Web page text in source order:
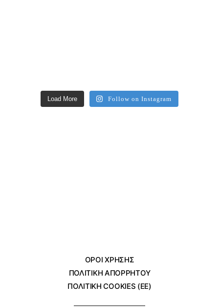
Load More Follow on Instagram
ΌΡΟΙ ΧΡΗΣΗΣ
ΠΟΛΙΤΙΚΗ ΑΠΟΡΡΗΤΟΥ
ΠΟΛΙΤΙΚΗ COOKIES (ΕΕ)